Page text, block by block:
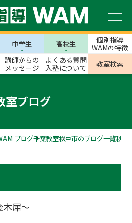
中学生 高校生
個別指導
WAMの特徴
講師からの
メッセージ
よくある質問
入塾について
教室検索
室ブログ
ブログ千葉教室松戸市のブログ一覧秋山
木犀～